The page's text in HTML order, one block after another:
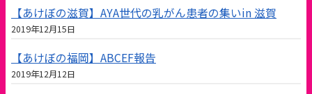
【あけぼの滋賀】AYA世代の乳がん患者の集いin 滋賀
2019年12月15日
【あけぼの福岡】ABCEF報告
2019年12月12日